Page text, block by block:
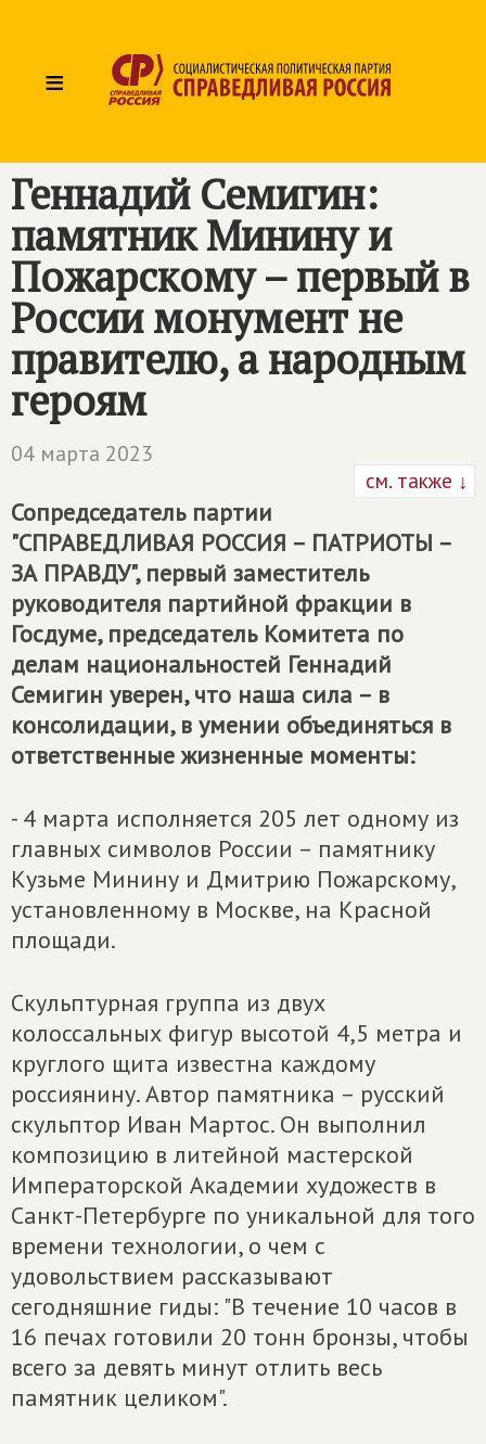
≡
Геннадий Семигин:
памятник Минину и
Пожарскому – первый в
России монумент не
правителю, а народным
героям
04 марта 2023
см. также ↓
Сопредседатель партии
"СПРАВЕДЛИВАЯ РОССИЯ – ПАТРИОТЫ –
ЗА ПРАВДУ", первый заместитель
руководителя партийной фракции в
Госдуме, председатель Комитета по
делам национальностей Геннадий
Семигин уверен, что наша сила – в
консолидации, в умении объединяться в
ответственные жизненные моменты:
- 4 марта исполняется 205 лет одному из
главных символов России – памятнику
Кузьме Минину и Дмитрию Пожарскому,
установленному в Москве, на Красной
площади.
Скульптурная группа из двух
колоссальных фигур высотой 4,5 метра и
круглого щита известна каждому
россиянину. Автор памятника – русский
скульптор Иван Мартос. Он выполнил
композицию в литейной мастерской
Императорской Академии художеств в
Санкт-Петербурге по уникальной для того
времени технологии, о чем с
удовольствием рассказывают
сегодняшние гиды: "В течение 10 часов в
16 печах готовили 20 тонн бронзы, чтобы
всего за девять минут отлить весь
памятник целиком".